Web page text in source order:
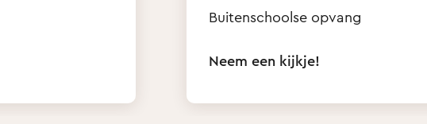
Buitenschoolse opvang
Neem een kijkje!